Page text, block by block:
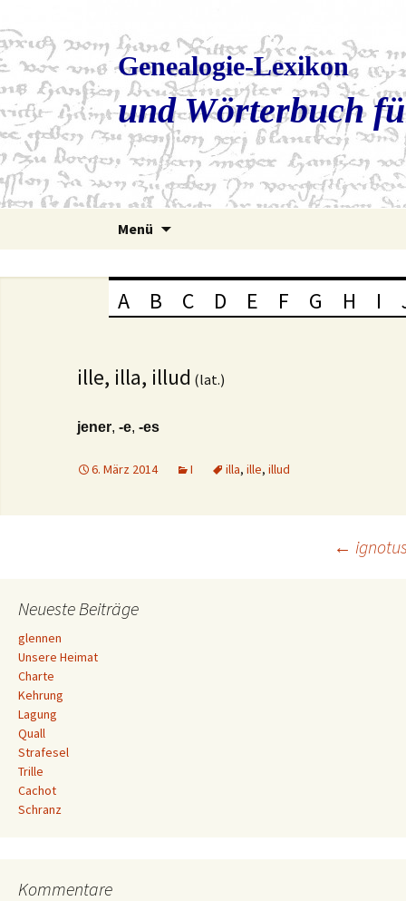
Genealogie-Lexikon
und Wörterbuch
Menü
A B C D E F G H I
ille, illa, illud (lat.)
jener, -e, -es
6. März 2014 I illa, ille, illud
Navigation
←
Neueste Beiträge
glennen
Unsere Heimat
Charte
Kehrung
Lagung
Quall
Strafesel
Trille
Cachot
Schranz
Kommentare